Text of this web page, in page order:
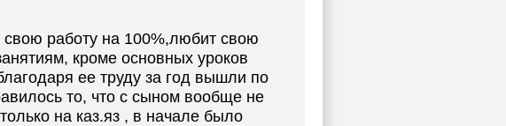
работу на 100%,любит свою
кроме основных уроков
ее труду за год вышли по
то, что с сыном вообще не
на каз.яз , в начале было